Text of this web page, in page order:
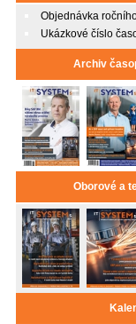
Objednávka
Ukázkové číslo
Archiv
Oborové a